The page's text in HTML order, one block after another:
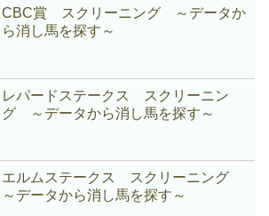
CBC賞 スクリーニング ～データか
ら消し馬を探す～
レパードステークス スクリーニン
グ ～データから消し馬を探す～
エルムステークス スクリーニング
～データから消し馬を探す～